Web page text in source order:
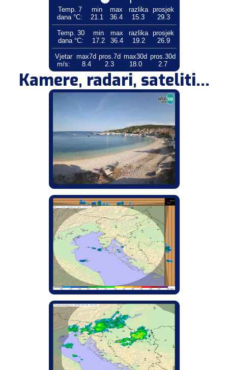
Temp. 7
dana °C:
min
21.1
max
36.4
razlika
15.3
prosjek
29.3
Temp. 30
dana °C:
min
17.2
max
36.4
razlika
19.2
prosjek
26.9
Vjetar
m/s:
max7d
8.4
pros.7d
2.3
max30d
18.0
pros.30d
2.7
Kamere, radari, sateliti...